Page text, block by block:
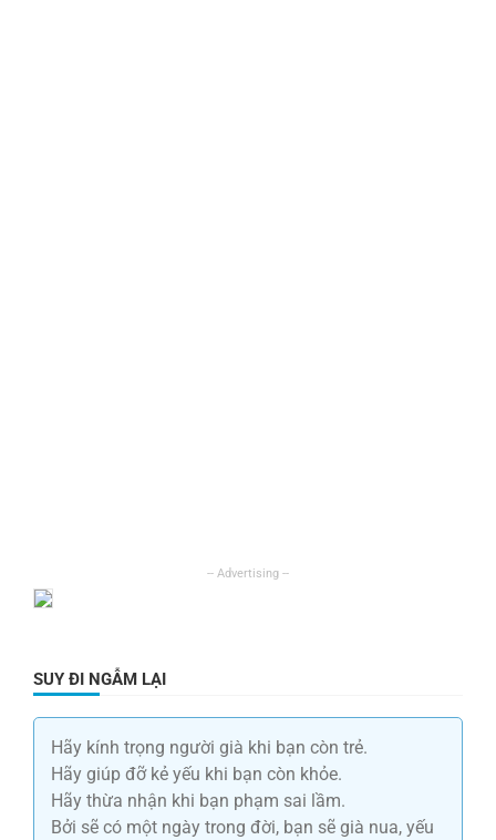
SUY ĐI NGẪM LẠI
Hãy kính trọng người già khi bạn còn trẻ.
Hãy giúp đỡ kẻ yếu khi bạn còn khỏe.
Hãy thừa nhận khi bạn phạm sai lầm.
Bởi sẽ có một ngày trong đời, bạn sẽ già nua, yếu